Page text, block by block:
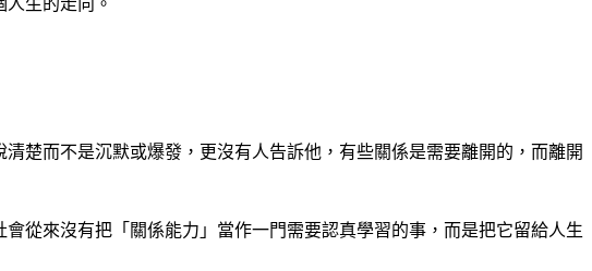
楚而不是沉默或爆發，更沒有人告訴他，有些關係是需要離開的，而離開
從來沒有把「關係能力」當作一門需要認真學習的事，而是把它留給人生